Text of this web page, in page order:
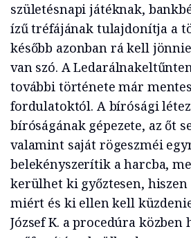
születésnapi játéknak,
ízű tréfájának tulajdonítja a
később azonban rá kell
van szó. A
további története már
fordulatoktól. A bírósági
bíróságának gépezete, az őt
valamint saját rögeszméi
belekényszerítik a harcba,
kerülhet ki győztesen, hiszen
miért és ki ellen kell
József K. a procedúra közben